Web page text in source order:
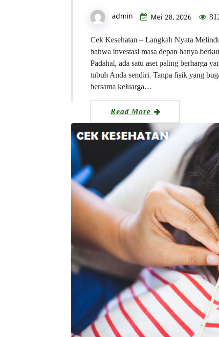
admin Mei 28, 2026
Cek Kesehatan – Langkah Nyata
bahwa investasi masa depan hanya
Padahal, ada satu aset paling berharga
tubuh Anda sendiri. Tanpa fisik yang
bersama keluarga…
Read More